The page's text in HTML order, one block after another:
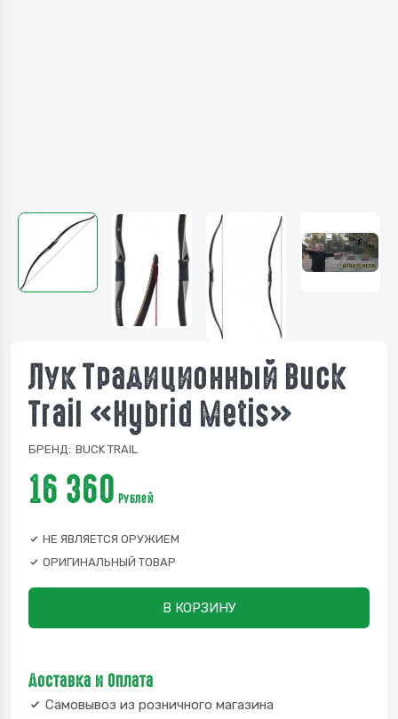
Лук Традиционный Buck
Trail «Hybrid Metis»
БРЕНД: BUCK TRAIL
16 360 Рублей
НЕ ЯВЛЯЕТСЯ ОРУЖИЕМ
ОРИГИНАЛЬНЫЙ ТОВАР
В КОРЗИНУ
Доставка и Оплата
Самовывоз из розничного магазина